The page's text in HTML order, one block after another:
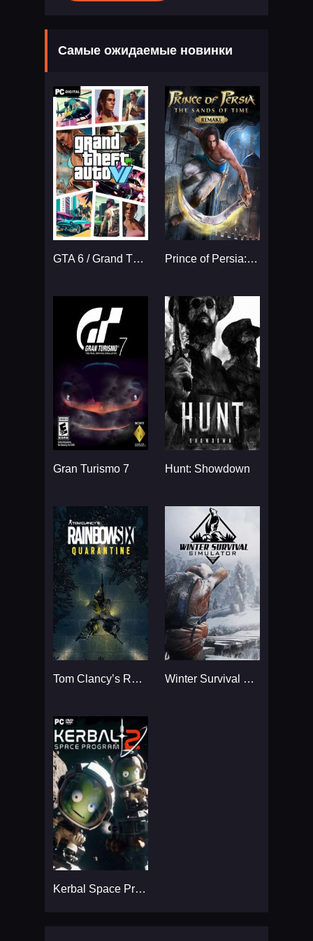
Самые ожидаемые новинки
GTA 6 / Grand Theft Auto VI Prince of Persia: The Sands
Gran Turismo 7 Hunt: Showdown
Tom Clancy’s Rainbow Six Winter Survival Simulator
Kerbal Space Program 2